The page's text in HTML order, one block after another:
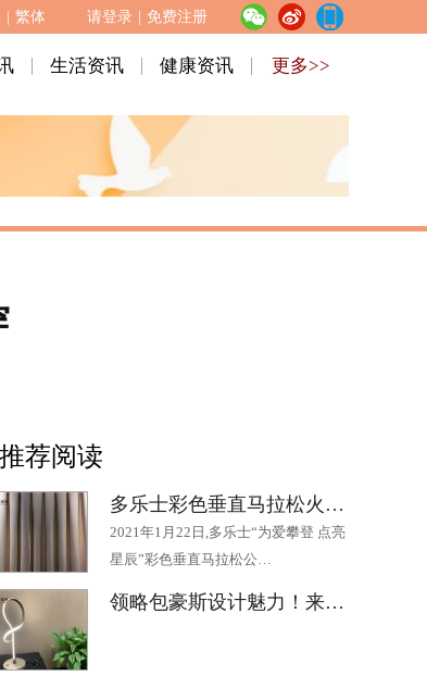
繁体 请登录 免费注册
生活资讯 健康资讯 更多>>
推荐阅读
多乐士彩色垂直马拉松火热开跑 为助力“星星”公益添“彩”
2021年1月22日,多乐士“为爱攀登 点亮
星辰”彩色垂直马拉松公…
领略包豪斯设计魅力！来“2020成都·欧洲文化季”最后一场展览吧